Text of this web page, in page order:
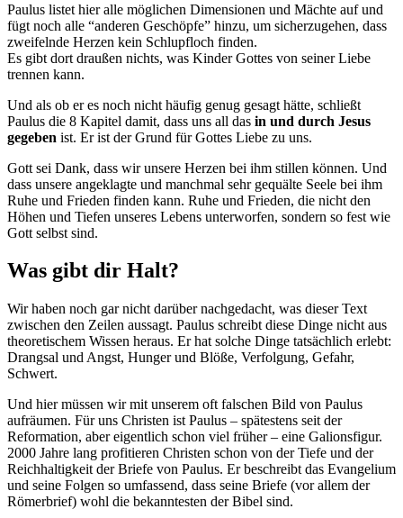
Paulus listet hier alle möglichen Dimensionen und Mächte auf und
fügt noch alle “anderen Geschöpfe” hinzu, um sicherzugehen, dass
zweifelnde Herzen kein Schlupfloch finden.
Es gibt dort draußen nichts, was Kinder Gottes von seiner Liebe
trennen kann.
Und als ob er es noch nicht häufig genug gesagt hätte, schließt
Paulus die 8 Kapitel damit, dass uns all das in und durch Jesus
gegeben ist. Er ist der Grund für Gottes Liebe zu uns.
Gott sei Dank, dass wir unsere Herzen bei ihm stillen können. Und
dass unsere angeklagte und manchmal sehr gequälte Seele bei ihm
Ruhe und Frieden finden kann. Ruhe und Frieden, die nicht den
Höhen und Tiefen unseres Lebens unterworfen, sondern so fest wie
Gott selbst sind.
Was gibt dir Halt?
Wir haben noch gar nicht darüber nachgedacht, was dieser Text
zwischen den Zeilen aussagt. Paulus schreibt diese Dinge nicht aus
theoretischem Wissen heraus. Er hat solche Dinge tatsächlich erlebt:
Drangsal und Angst, Hunger und Blöße, Verfolgung, Gefahr,
Schwert.
Und hier müssen wir mit unserem oft falschen Bild von Paulus
aufräumen. Für uns Christen ist Paulus – spätestens seit der
Reformation, aber eigentlich schon viel früher – eine Galionsfigur.
2000 Jahre lang profitieren Christen schon von der Tiefe und der
Reichhaltigkeit der Briefe von Paulus. Er beschreibt das Evangelium
und seine Folgen so umfassend, dass seine Briefe (vor allem der
Römerbrief) wohl die bekanntesten der Bibel sind.